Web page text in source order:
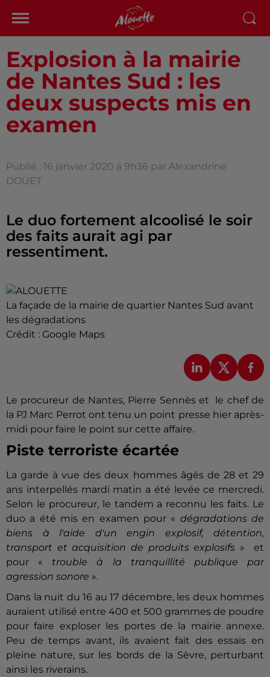
Explosion à la mairie
de Nantes Sud : les
deux suspects mis en
examen
Publié : 16 janvier 2020 à 9h36 par Alexandrine
DOUET
Le duo fortement alcoolisé le soir
des faits aurait agi par
ressentiment.
La façade de la mairie de quartier Nantes Sud avant
les dégradations
Crédit : Google Maps
Le procureur de Nantes, Pierre Sennès et le chef de
la PJ Marc Perrot ont tenu un point presse hier après-
midi pour faire le point sur cette affaire.
Piste terroriste écartée
La garde à vue des deux hommes âgés de 28 et 29
ans interpellés mardi matin a été levée ce mercredi.
Selon le procureur, le tandem a reconnu les faits. Le
duo a été mis en examen pour « dégradations de
biens à l'aide d'un engin explosif, détention,
transport et acquisition de produits explosifs » et
pour « trouble à la tranquillité publique par
agression sonore ».
Dans la nuit du 16 au 17 décembre, les deux hommes
auraient utilisé entre 400 et 500 grammes de poudre
pour faire exploser les portes de la mairie annexe.
Peu de temps avant, ils avaient fait des essais en
pleine nature, sur les bords de la Sèvre, perturbant
ainsi les riverains.